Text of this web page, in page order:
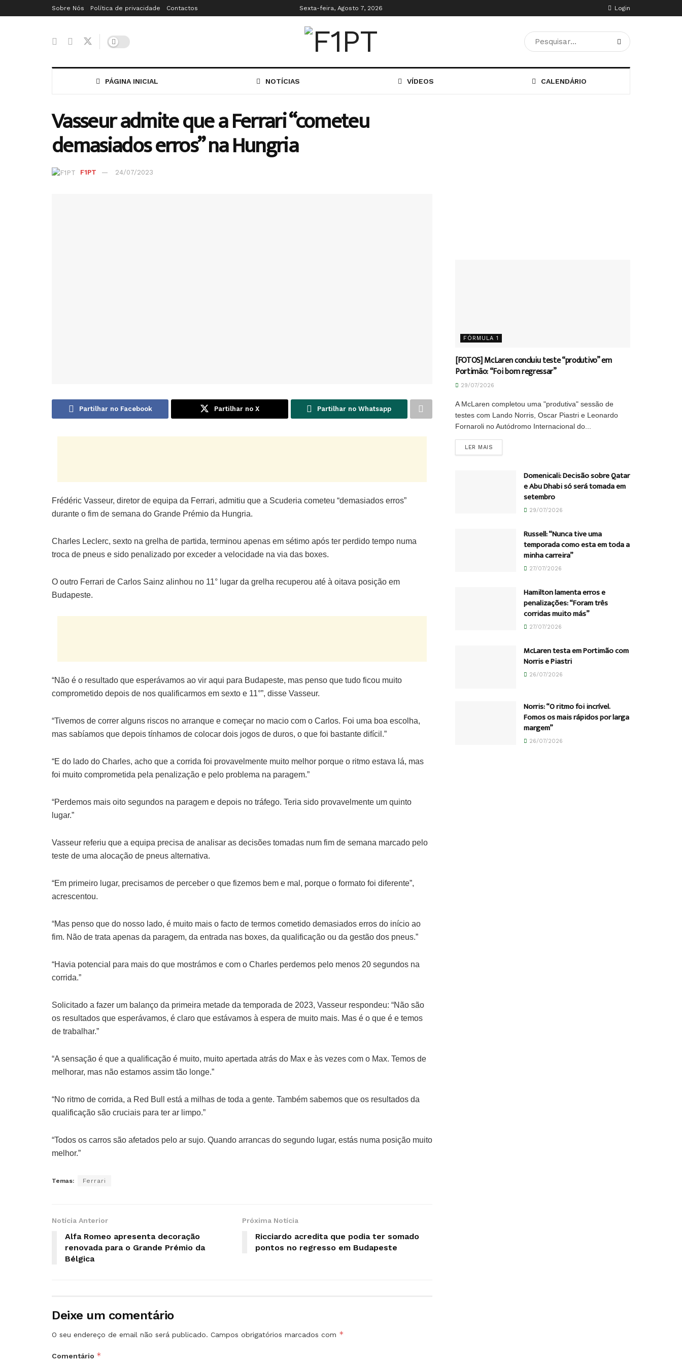
Sobre Nós Política de privacidade Contactos Sexta-feira, Agosto 7, 2026 Login
PÁGINA INICIAL NOTÍCIAS VÍDEOS CALENDÁRIO
Vasseur admite que a Ferrari “cometeu
demasiados erros” na Hungria
F1PT 24/07/2023
Partilhar no Facebook Partilhar no X Partilhar no Whatsapp
Frédéric Vasseur, diretor de equipa da Ferrari, admitiu que a Scuderia cometeu “demasiados erros”
durante o fim de semana do Grande Prémio da Hungria.
Charles Leclerc, sexto na grelha de partida, terminou apenas em sétimo após ter perdido tempo numa
troca de pneus e sido penalizado por exceder a velocidade na via das boxes.
O outro Ferrari de Carlos Sainz alinhou no 11° lugar da grelha recuperou até à oitava posição em
Budapeste.
“Não é o resultado que esperávamos ao vir aqui para Budapeste, mas penso que tudo ficou muito
comprometido depois de nos qualificarmos em sexto e 11°”, disse Vasseur.
“Tivemos de correr alguns riscos no arranque e começar no macio com o Carlos. Foi uma boa escolha,
mas sabíamos que depois tínhamos de colocar dois jogos de duros, o que foi bastante difícil.”
“E do lado do Charles, acho que a corrida foi provavelmente muito melhor porque o ritmo estava lá, mas
foi muito comprometida pela penalização e pelo problema na paragem.”
“Perdemos mais oito segundos na paragem e depois no tráfego. Teria sido provavelmente um quinto
lugar.”
Vasseur referiu que a equipa precisa de analisar as decisões tomadas num fim de semana marcado pelo
teste de uma alocação de pneus alternativa.
“Em primeiro lugar, precisamos de perceber o que fizemos bem e mal, porque o formato foi diferente”,
acrescentou.
“Mas penso que do nosso lado, é muito mais o facto de termos cometido demasiados erros do início ao
fim. Não de trata apenas da paragem, da entrada nas boxes, da qualificação ou da gestão dos pneus.”
“Havia potencial para mais do que mostrámos e com o Charles perdemos pelo menos 20 segundos na
corrida.”
Solicitado a fazer um balanço da primeira metade da temporada de 2023, Vasseur respondeu: “Não são
os resultados que esperávamos, é claro que estávamos à espera de muito mais. Mas é o que é e temos
de trabalhar.”
“A sensação é que a qualificação é muito, muito apertada atrás do Max e às vezes com o Max. Temos de
melhorar, mas não estamos assim tão longe.”
“No ritmo de corrida, a Red Bull está a milhas de toda a gente. Também sabemos que os resultados da
qualificação são cruciais para ter ar limpo.”
“Todos os carros são afetados pelo ar sujo. Quando arrancas do segundo lugar, estás numa posição muito
melhor.”
Temas: Ferrari
Notícia Anterior
Alfa Romeo apresenta decoração
renovada para o Grande Prémio da
Bélgica
Próxima Notícia
Ricciardo acredita que podia ter somado
pontos no regresso em Budapeste
Deixe um comentário
O seu endereço de email não será publicado. Campos obrigatórios marcados com *
Comentário *
FÓRMULA 1
[FOTOS] McLaren concluiu teste “produtivo” em
Portimão: “Foi bom regressar”
29/07/2026
A McLaren completou uma "produtiva" sessão de
testes com Lando Norris, Oscar Piastri e Leonardo
Fornaroli no Autódromo Internacional do...
LER MAIS
Domenicali: Decisão sobre Qatar
e Abu Dhabi só será tomada em
setembro
29/07/2026
Russell: “Nunca tive uma
temporada como esta em toda a
minha carreira”
27/07/2026
Hamilton lamenta erros e
penalizações: “Foram três
corridas muito más”
27/07/2026
McLaren testa em Portimão com
Norris e Piastri
26/07/2026
Norris: “O ritmo foi incrível.
Fomos os mais rápidos por larga
margem”
26/07/2026